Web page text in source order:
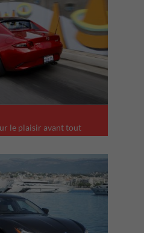
le plaisir avant tout